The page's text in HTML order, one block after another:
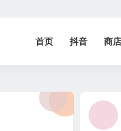
首页 抖音 商店